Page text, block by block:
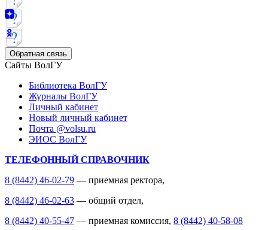
Обратная связь
Сайты ВолГУ
Библиотека ВолГУ
Журналы ВолГУ
Личный кабинет
Новый личный кабинет
Почта @volsu.ru
ЭИОС ВолГУ
ТЕЛЕФОННЫЙ СПРАВОЧНИК
8 (8442) 46-02-79 — приемная ректора,
8 (8442) 46-02-63 — общий отдел,
8 (8442) 40-55-47 — приемная комиссия, 8 (8442) 40-58-08